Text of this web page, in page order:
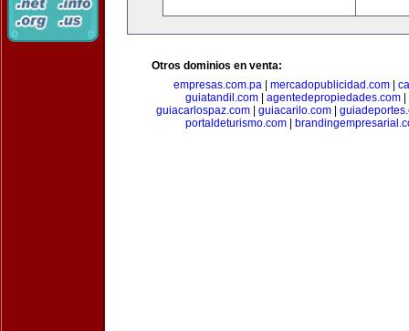
Otros dominios en venta:
empresas.com.pa
mercadopublicidad.com
guiatandil.com| agentedepropiedades.com|
guiacarlospaz.com
guiacarilo.com
portaldeturismo.com